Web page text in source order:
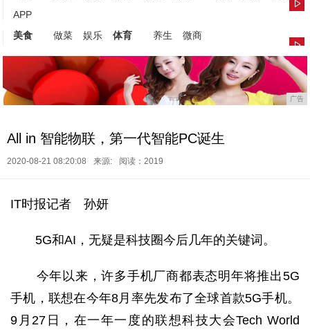
APP
美食
做菜 娱乐 体育 养生 微商
广告
All in 智能物联，第一代智能PC诞生
2020-08-21 08:20:08 来源: 阅读：2019
IT时报记者 孙妍
5G和AI，无疑是科技圈今后几年的关键词。
今年以来，许多手机厂商都表态明年将推出5G
手机，联想在今年8月率先发布了全球首款5G手机。
9月27日，在一年一度的联想科技大会Tech World